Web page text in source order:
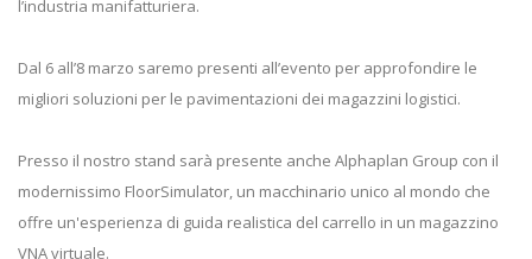
l’industria manifatturiera.
Dal 6 all’8 marzo saremo presenti all’evento per approfondire le
migliori soluzioni per le pavimentazioni dei magazzini logistici.
Presso il nostro stand sarà presente anche Alphaplan Group con il
modernissimo FloorSimulator, un macchinario unico al mondo che
offre un'esperienza di guida realistica del carrello in un magazzino
VNA virtuale.